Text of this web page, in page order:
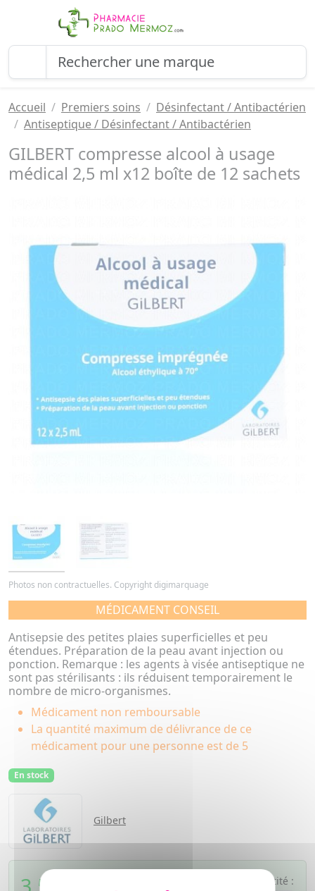
Accueil Premiers soins
Désinfectant / Antibactérien
Antiseptique / Désinfectant / Antibactérien
GILBERT compresse alcool à usage
médical 2,5 ml x12 boîte de 12 sachets
Photos non contractuelles. Copyright digimarquage
MÉDICAMENT CONSEIL
Antisepsie des petites plaies superficielles et peu
étendues. Préparation de la peau avant injection ou
ponction. Remarque : les agents à visée antiseptique ne
sont pas stérilisants : ils réduisent temporairement le
nombre de micro-organismes.
Médicament non remboursable
La quantité maximum de délivrance de ce
médicament pour une personne est de 5
En stock
Gilbert
Quantité :